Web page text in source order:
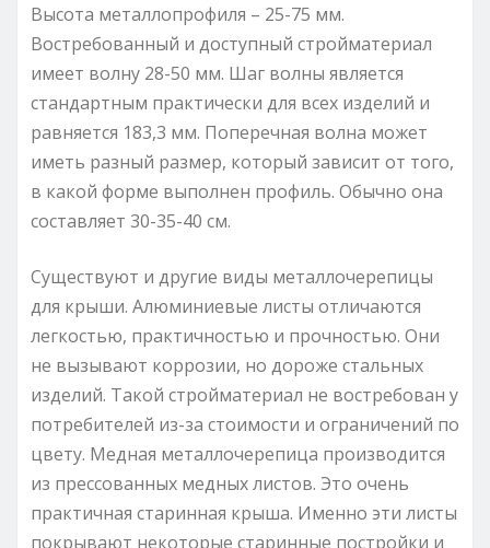
Высота металлопрофиля – 25-75 мм.
Востребованный и доступный стройматериал
имеет волну 28-50 мм. Шаг волны является
стандартным практически для всех изделий и
равняется 183,3 мм. Поперечная волна может
иметь разный размер, который зависит от того,
в какой форме выполнен профиль. Обычно она
составляет 30-35-40 см.
Существуют и другие виды металлочерепицы
для крыши. Алюминиевые листы отличаются
легкостью, практичностью и прочностью. Они
не вызывают коррозии, но дороже стальных
изделий. Такой стройматериал не востребован у
потребителей из-за стоимости и ограничений по
цвету. Медная металлочерепица производится
из прессованных медных листов. Это очень
практичная старинная крыша. Именно эти листы
покрывают некоторые старинные постройки и